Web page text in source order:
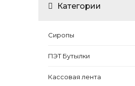
Категории
Сиропы
ПЭТ Бутылки
Кассовая лента